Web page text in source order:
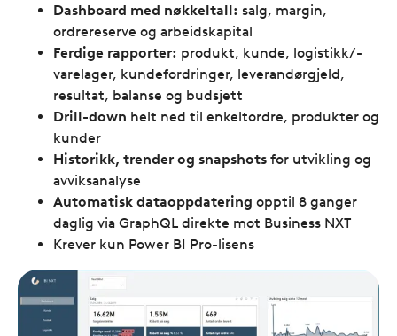
Dashboard med nøkkeltall: salg, margin,
ordrereserve og arbeidskapital
Ferdige rapporter: produkt, kunde, logistikk/­
varelager, kundefordringer, leverandørgjeld,
resultat, balanse og budsjett
Drill-down helt ned til enkeltordre, produkter og
kunder
Historikk, trender og snapshots for utvikling og
avviksanalyse
Automatisk dataoppdatering opptil 8 ganger
daglig via GraphQL direkte mot Business NXT
Krever kun Power BI Pro-lisens